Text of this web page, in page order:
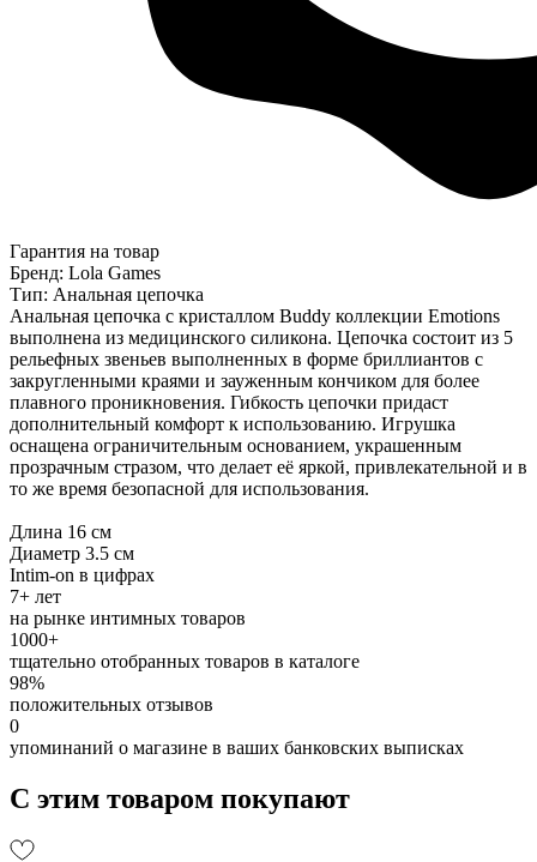
Гарантия на товар
Бренд: Lola Games
Тип: Анальная цепочка
Анальная цепочка с кристаллом Buddy коллекции Emotions
выполнена из медицинского силикона. Цепочка состоит из 5
рельефных звеньев выполненных в форме бриллиантов с
закругленными краями и зауженным кончиком для более
плавного проникновения. Гибкость цепочки придаст
дополнительный комфорт к использованию. Игрушка
оснащена ограничительным основанием, украшенным
прозрачным стразом, что делает её яркой, привлекательной и в
то же время безопасной для использования.
Длина 16 см
Диаметр 3.5 см
Intim-on в цифрах
7+ лет
на рынке интимных товаров
1000+
тщательно отобранных товаров в каталоге
98%
положительных отзывов
0
упоминаний о магазине в ваших банковских выписках
С этим товаром покупают